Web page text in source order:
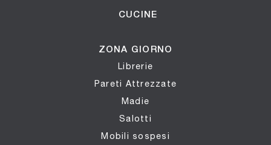
CUCINE
ZONA GIORNO
Librerie
Pareti Attrezzate
Madie
Salotti
Mobili sospesi